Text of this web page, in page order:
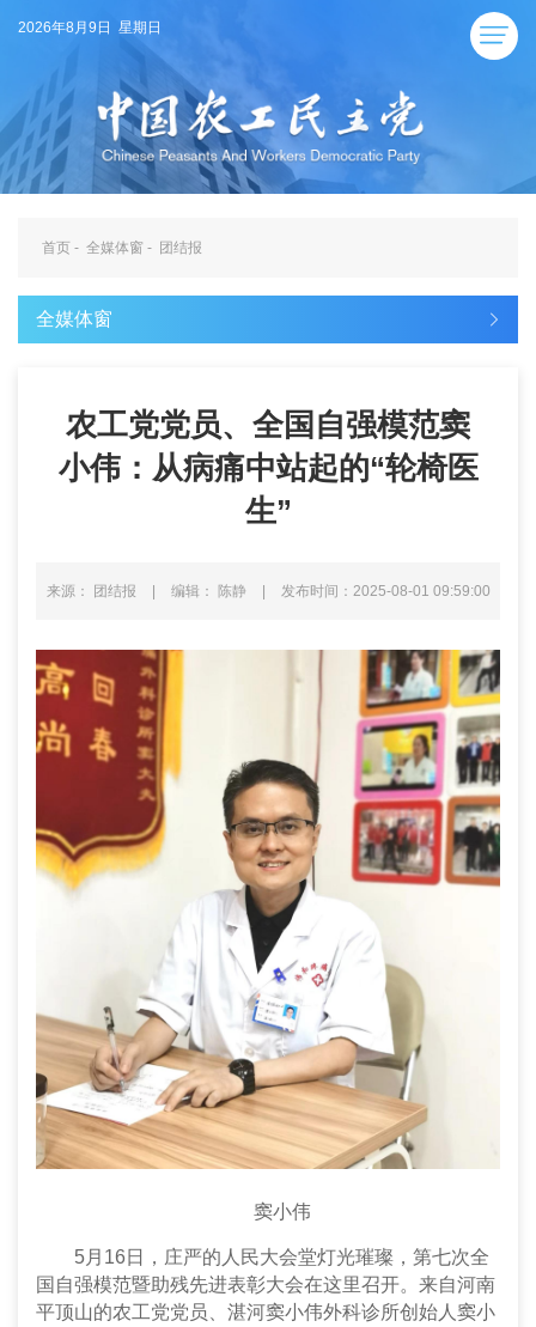
2026年8月9日 星期日
首页 - 全媒体窗 - 团结报
全媒体窗
农工党党员、全国自强模范窦
小伟：从病痛中站起的“轮椅医
生”
来源： 团结报 | 编辑： 陈静 | 发布时间：2025-08-01 09:59:00
窦小伟
5月16日，庄严的人民大会堂灯光璀璨，第七次全
国自强模范暨助残先进表彰大会在这里召开。来自河南
平顶山的农工党党员、湛河窦小伟外科诊所创始人窦小